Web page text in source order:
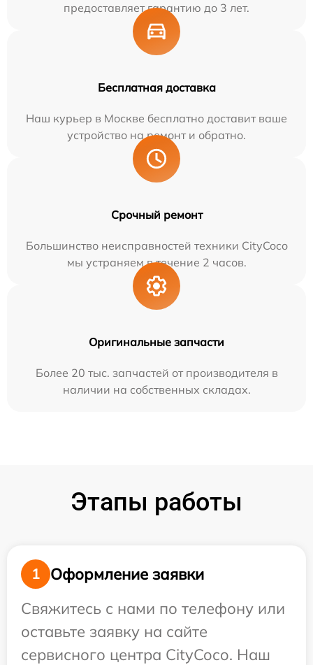
предоставляет гарантию до 3 лет.
Бесплатная доставка
Наш курьер в Москве бесплатно доставит ваше
устройство на ремонт и обратно.
Срочный ремонт
Большинство неисправностей техники CityCoco
мы устраняем в течение 2 часов.
Оригинальные запчасти
Более 20 тыс. запчастей от производителя в
наличии на собственных складах.
Этапы работы
1
Оформление заявки
Свяжитесь с нами по телефону или
оставьте заявку на сайте
сервисного центра CityCoco. Наш